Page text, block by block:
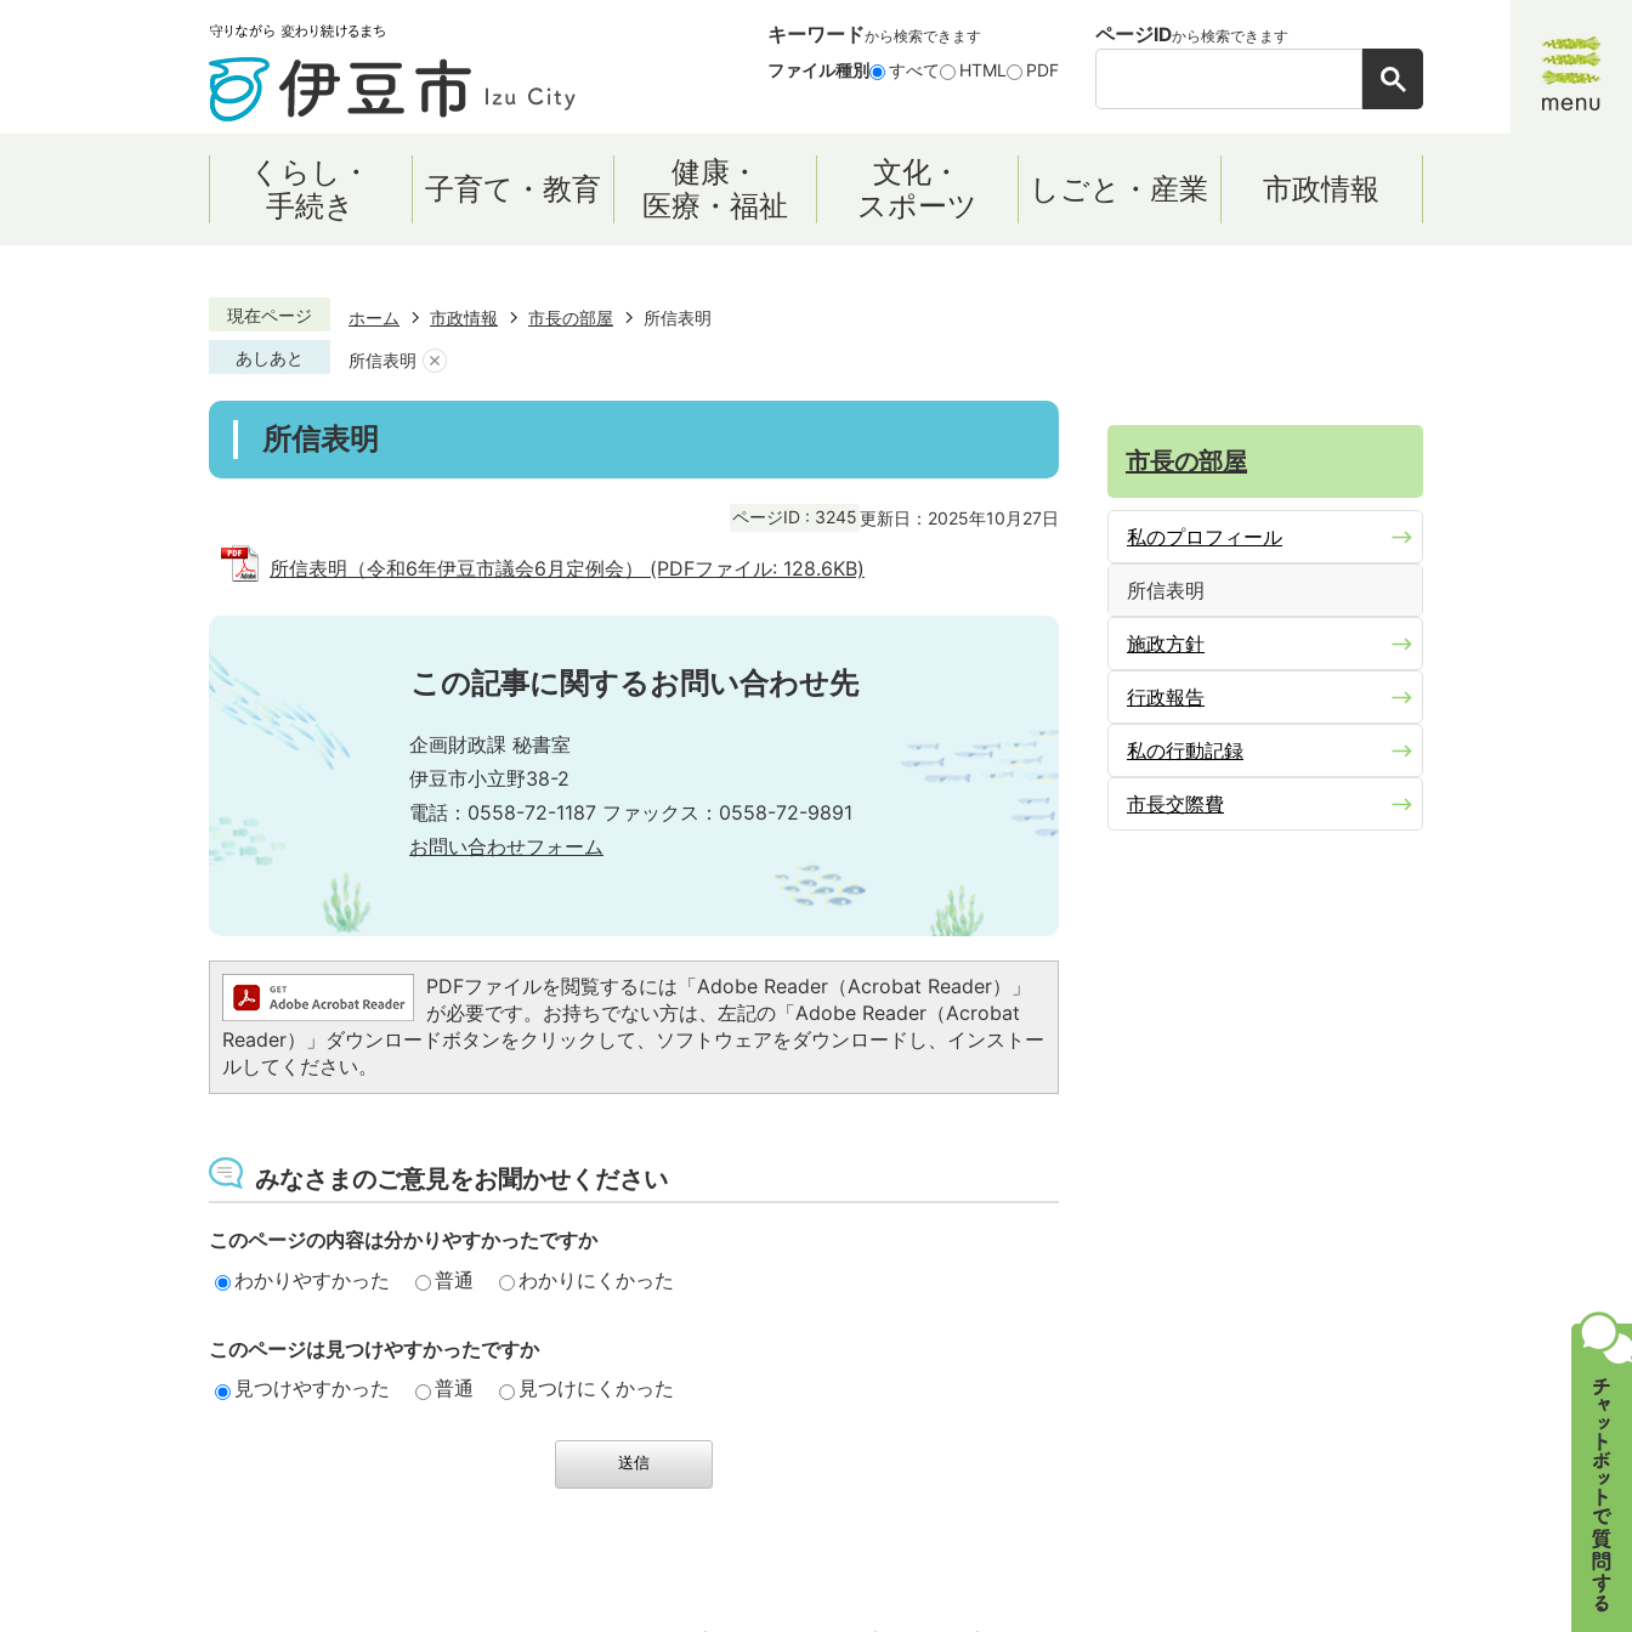
キーワードから検索できます
ファイル種別 すべて HTML PDF
ページIDから検索できます
くらし・
手続き
子育て・教育
健康・
医療・福祉
文化・
スポーツ
しごと・産業 市政情報
現在ページ ホーム 市政情報 市長の部屋
所信表明
あしあと
所信表明
所信表明
ページID : 3245更新日：2025年10月27日
所信表明（令和6年伊豆市議会6月定例会） (PDFファイル: 128.6KB)
この記事に関するお問い合わせ先
企画財政課 秘書室
伊豆市小立野38-2
電話：0558-72-1187 ファックス：0558-72-9891
お問い合わせフォーム
PDFファイルを閲覧するには「Adobe Reader（Acrobat Reader）」
が必要です。お持ちでない方は、左記の「Adobe Reader（Acrobat
Reader）」ダウンロードボタンをクリックして、ソフトウェアをダウンロードし、インストー
ルしてください。
みなさまのご意見をお聞かせください
このページの内容は分かりやすかったですか
わかりやすかった
普通 わかりにくかった
このページは見つけやすかったですか
見つけやすかった
普通 見つけにくかった
市長の部屋
私のプロフィール
所信表明
施政方針
行政報告
私の行動記録
市長交際費